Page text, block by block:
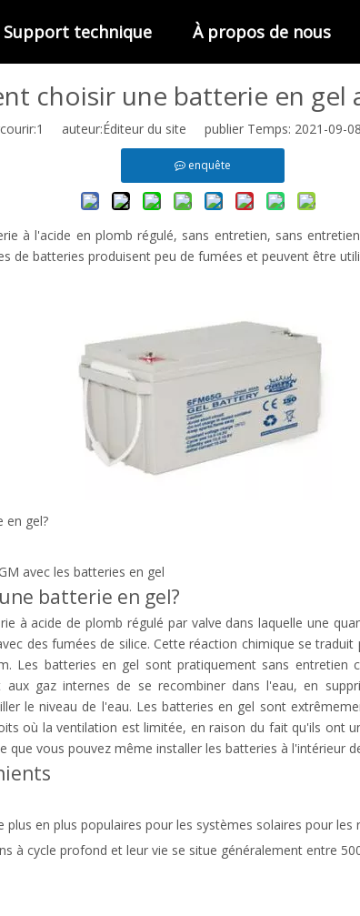
Support technique À propos de nous
choisir une batterie en gel
1 auteur:Éditeur du site publier Temps: 2021-
enquête
à l'acide en plomb régulé, sans entretien, sans
de batteries produisent peu de fumées et peuvent être
en gel?
avec les batteries en gel
batterie en gel?
à acide de plomb régulé par valve dans laquelle une
des fumées de silice. Cette réaction chimique se
Les batteries en gel sont pratiquement sans entretien
aux gaz internes de se recombiner dans l'eau, en
le niveau de l'eau. Les batteries en gel sont
où la ventilation est limitée, en raison du fait qu'ils ont
que vous pouvez même installer les batteries à l'intérieur
plus en plus populaires pour les systèmes solaires pour les
à cycle profond et leur vie se situe généralement entre